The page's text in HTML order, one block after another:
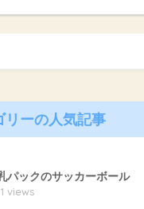
リーの人気記事
パックのサッカーボール
views